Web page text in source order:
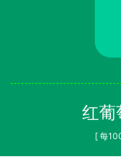
红葡
[ 每